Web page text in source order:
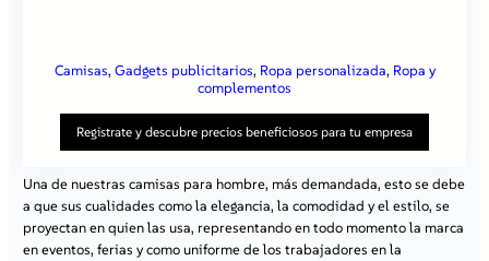
Camisas, Gadgets publicitarios, Ropa personalizada, Ropa y
complementos
Registrate y descubre precios beneficiosos para tu empresa
Al registrarte en nuestro sitio, obtienes:
Precios atractivos– al iniciar sesión, tendrás acceso a
ofertas especiales disponibles solo para clientes
Una de nuestras camisas para hombre, más demandada, esto se debe
a que sus cualidades como la elegancia, la comodidad y el estilo, se
proyectan en quien las usa, representando en todo momento la marca
en eventos, ferias y como uniforme de los trabajadores en la